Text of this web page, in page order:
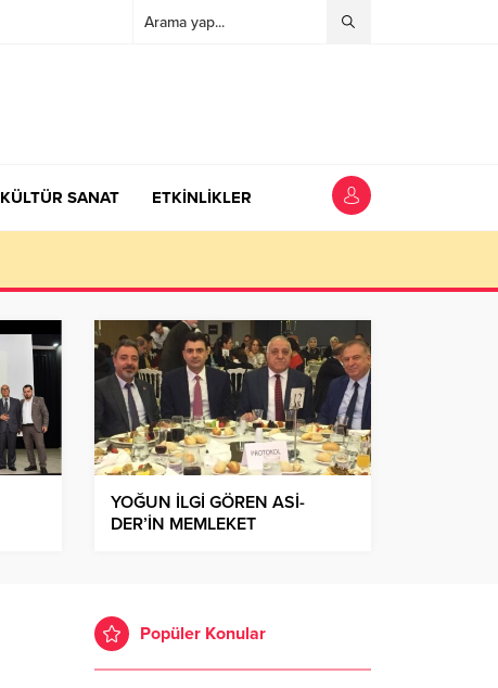
KÜLTÜR SANAT ETKİNLİKLER
YOĞUN İLGİ GÖREN ASİ-
DER’İN MEMLEKET
Popüler Konular